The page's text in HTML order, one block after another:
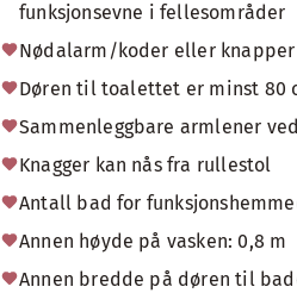
funksjonsevne i fellesområder
Nødalarm/koder eller
Døren til toalettet er minst 80
Sammenleggbare armlener
Knagger kan nås fra rullestol
Antall bad for
Annen høyde på vasken: 0,8 m
Annen bredde på døren til